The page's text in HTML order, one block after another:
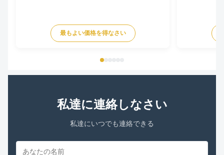
最もよい価格を得なさい
私達に連絡しなさい
私達にいつでも連絡できる